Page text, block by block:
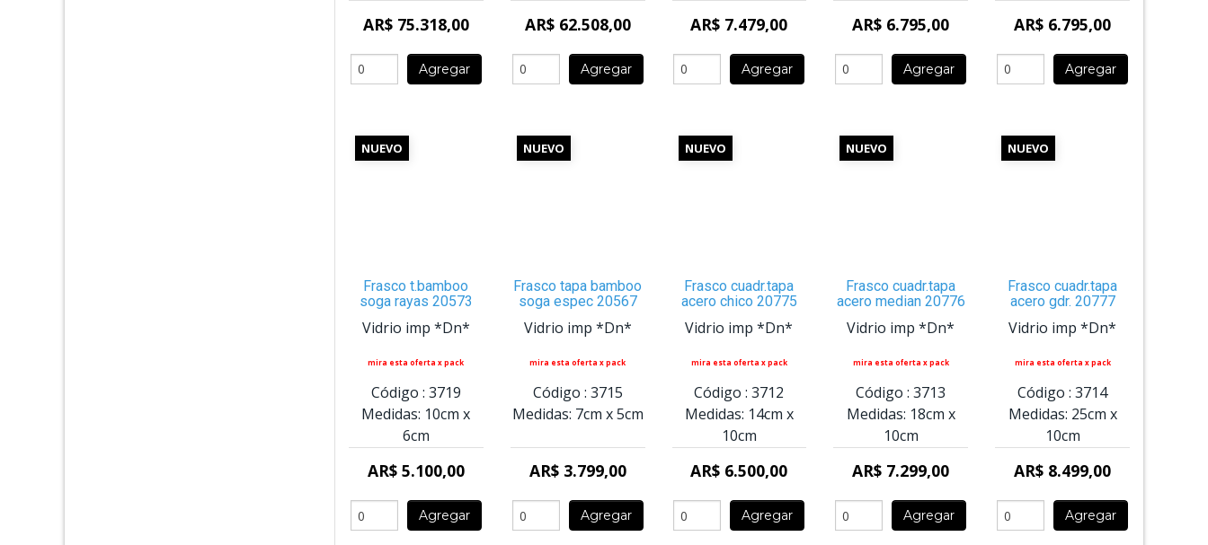
AR$ 75.318,00
Agregar
AR$ 62.508,00
Agregar
AR$ 7.479,00
Agregar
AR$ 6.795,00
Agregar
AR$ 6.795,00
Agregar
NUEVO
Frasco t.bamboo
soga rayas 20573
Vidrio imp *Dn*
mira esta oferta x pack
Código : 3719
Medidas: 10cm x
6cm
AR$ 5.100,00
Agregar
NUEVO
Frasco tapa bamboo
soga espec 20567
Vidrio imp *Dn*
mira esta oferta x pack
Código : 3715
Medidas: 7cm x5cm
AR$ 3.799,00
Agregar
NUEVO
Frasco cuadr.tapa
acero chico 20775
Vidrio imp *Dn*
mira esta oferta x pack
Código : 3712
Medidas: 14cm x
10cm
AR$ 6.500,00
Agregar
NUEVO
Frasco cuadr.tapa
acero median 20776
Vidrio imp *Dn*
mira esta oferta x pack
Código : 3713
Medidas: 18cm x
10cm
AR$ 7.299,00
Agregar
NUEVO
Frasco cuadr.tapa
acero gdr. 20777
Vidrio imp *Dn*
mira esta oferta x pack
Código : 3714
Medidas: 25cm x
10cm
AR$ 8.499,00
Agregar